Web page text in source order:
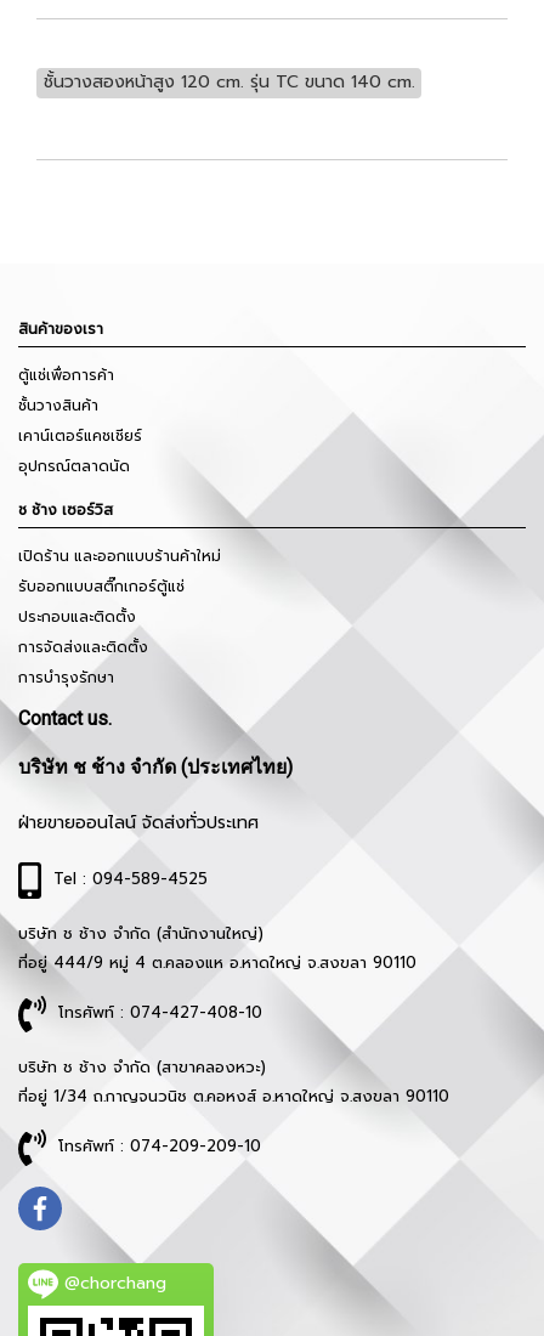
ชั้นวางสองหน้าสูง 120 cm. รุ่น TC ขนาด 140 cm.
สินค้าของเรา
ตู้แช่เพื่อการค้า
ชั้นวางสินค้า
เคาน์เตอร์แคชเชียร์
อุปกรณ์ตลาดนัด
ช ช้าง เซอร์วิส
เปิดร้าน และออกแบบร้านค้าใหม่
รับออกแบบสติ๊กเกอร์ตู้แช่
ประกอบและติดตั้ง
การจัดส่งและติดตั้ง
การบำรุงรักษา
Contact us.
บริษัท ช ช้าง จำกัด (ประเทศไทย)
ฝ่ายขายออนไลน์ จัดส่งทั่วประเทศ
Tel : 094-589-4525
บริษัท ช ช้าง จำกัด (สำนักงานใหญ่)
ที่อยู่ 444/9 หมู่ 4 ต.คลองแห อ.หาดใหญ่ จ.สงขลา 90110
โทรศัพท์ : 074-427-408-10
บริษัท ช ช้าง จำกัด (สาขาคลองหวะ)
ที่อยู่ 1/34 ถ.กาญจนวนิช ต.คอหงส์ อ.หาดใหญ่ จ.สงขลา 90110
โทรศัพท์ : 074-209-209-10
@chorchang